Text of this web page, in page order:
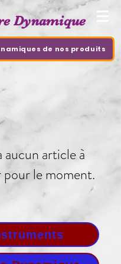
Dynamique
de nos produits
aucun article à
le moment.